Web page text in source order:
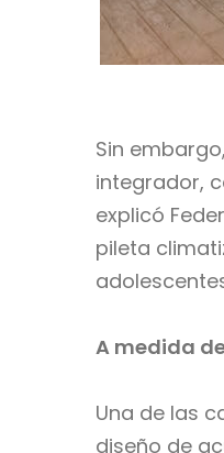
Sin
integrador,
explicó
pileta
A medida
Una de las
diseño de